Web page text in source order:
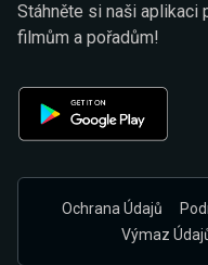
Stáhněte si naši aplikaci
filmům a pořadům!
Ochrana Údajů
Výmaz